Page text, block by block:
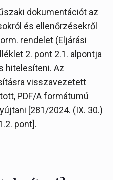
dokumentációt az
és ellenőrzésekről
rendelet (Eljárási
2. pont 2.1. alpontja
hitelesíteni. Az
visszavezetett
PDF/A formátumú
[281/2024. (IX. 30.)
pont].